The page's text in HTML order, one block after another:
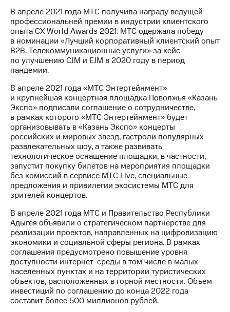
В апреле 2021 года МТС получила награду ведущей
профессиональней премии в индустрии клиентского
опыта CX World Awards 2021. МТС одержала победу
в номинации «Лучший корпоративный клиентский опыт
В2В. Телекоммуникационные услуги» за кейс
по улучшению CJM и EJM в 2020 году в период
пандемии.
В апреле 2021 года «МТС Энтертейнмент»
и крупнейшая концертная площадка Поволжья «Казань
Экспо» подписали соглашение о сотрудничестве,
в рамках которого «МТС Энтертейнмент» будет
организовывать в «Казань Экспо» концерты
российских и мировых звезд, гастроли популярных
развлекательных шоу, а также развивать
технологическое оснащение площадки, в частности,
запустит покупку билетов на мероприятия площадки
без комиссий в сервисе МТС Live, специальные
предложения и привилегии экосистемы МТС для
зрителей концертов.
В апреле 2021 года МТС и Правительство Республики
Адыгея объявили о стратегическом партнерстве для
реализации проектов, направленных на цифровизацию
экономики и социальной сферы региона. В рамках
соглашения предусмотрено повышение уровня
доступности интернет-среды в том числе в малых
населенных пунктах и на территории туристических
объектов, расположенных в горной местности. Объем
инвестиций по соглашению до конца 2022 года
составит более 500 миллионов рублей.